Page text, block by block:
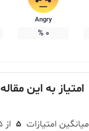
Angry
0
%
امتیاز به این مقاله
میانگین امتیازات ۵ از ۵